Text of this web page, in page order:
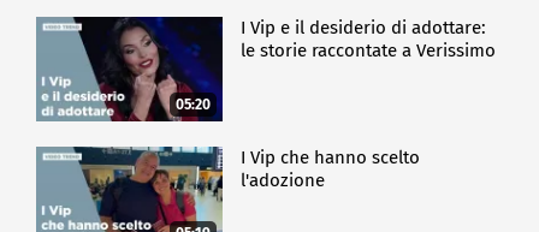
05:20
I Vip e il desiderio di adottare:
le storie raccontate a Verissimo
I Vip che hanno scelto
l'adozione